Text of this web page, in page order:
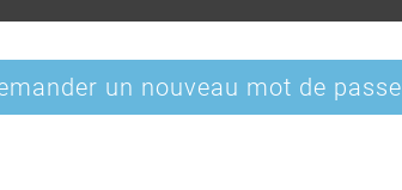
un nouveau mot de passe